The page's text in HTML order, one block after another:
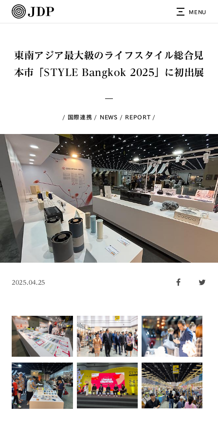
MENU
東南アジア最大級のライフスタイル総合見
本市「STYLE Bangkok 2025」に初出展
国際連携 NEWS REPORT
2025.04.25